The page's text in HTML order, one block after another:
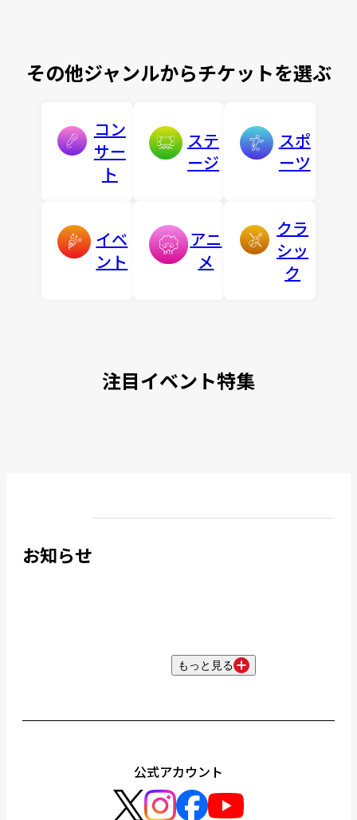
その他ジャンルからチケットを選ぶ
コン
サー
ト
ステ
ージ
スポ
ーツ
イベ
ント
アニ
メ
クラ
シッ
ク
注目イベント特集
お知らせ
もっと見る
公式アカウント